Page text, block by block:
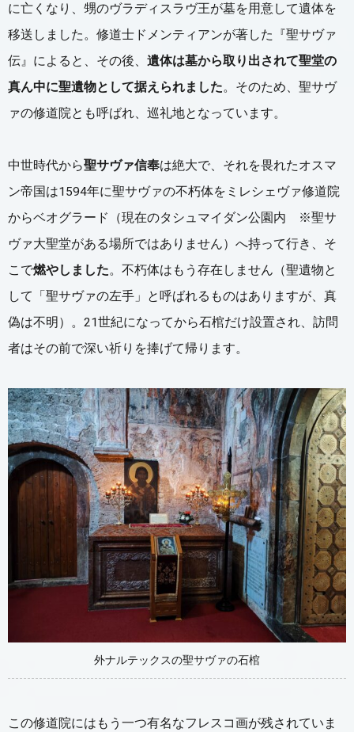
に亡くなり、甥のヴラディスラヴ王が墓を用意して遺体を
移送しました。修道士ドメンティアンが著した『聖サヴァ
伝』によると、その後、 遺体は墓から取り出されて聖堂の
真ん中に聖遺物として据えられました。そのため、聖サヴ
ァの修道院とも呼ばれ、巡礼地となっています。
中世時代から聖サヴァ信奉は絶大で、それを畏れたオスマ
ン帝国は1594年に聖サヴァの不朽体をミレシェヴァ修道院
からベオグラード（現在のタシュマイダン公園内 ※聖サ
ヴァ大聖堂がある場所ではありません）へ持って行き、そ
こで燃やしました。不朽体はもう存在しません（聖遺物と
して「聖サヴァの左手」と呼ばれるものはありますが、真
偽は不明）。21世紀になってから石棺だけ設置され、訪問
者はその前で深い祈りを捧げて帰ります。
外ナルテックスの聖サヴァの石棺
この修道院にはもう一つ有名なフレスコ画が残されていま